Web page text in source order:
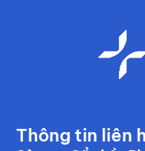
Thông tin liên